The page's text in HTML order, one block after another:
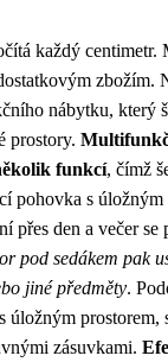
každý centimetr.
zbožím.
nábytku, který
prostory.
funkcí, čímž
pohovka s úložným
přes den a večer
pod sedákem pak
jiné předměty.
úložným prostorem,
zásuvkami.